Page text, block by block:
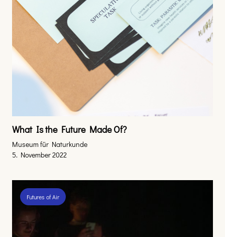
What Is the Future Made Of?
Museum für Naturkunde
5. November 2022
Futures of Air